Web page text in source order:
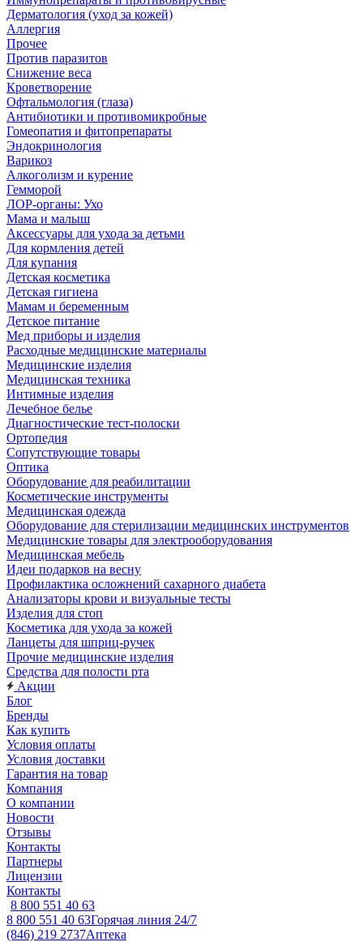
Дерматология (уход за кожей)
Аллергия
Прочее
Против паразитов
Снижение веса
Кроветворение
Офтальмология (глаза)
Антибиотики и противомикробные
Гомеопатия и фитопрепараты
Эндокринология
Варикоз
Алкоголизм и курение
Гемморой
ЛОР-органы: Ухо
Мама и малыш
Аксессуары для ухода за детьми
Для кормления детей
Для купания
Детская косметика
Детская гигиена
Мамам и беременным
Детское питание
Мед приборы и изделия
Расходные медицинские материалы
Медицинские изделия
Медицинская техника
Интимные изделия
Лечебное белье
Диагностические тест-полоски
Ортопедия
Сопутствующие товары
Оптика
Оборудование для реабилитации
Косметические инструменты
Медицинская одежда
Оборудование для стерилизации медицинских инструментов
Медицинские товары для электрооборудования
Медицинская мебель
Идеи подарков на весну
Профилактика осложнений сахарного диабета
Анализаторы крови и визуальные тесты
Изделия для стоп
Косметика для ухода за кожей
Ланцеты для шприц-ручек
Прочие медицинские изделия
Средства для полости рта
Акции
Блог
Бренды
Как купить
Условия оплаты
Условия доставки
Гарантия на товар
Компания
О компании
Новости
Отзывы
Контакты
Партнеры
Лицензии
Контакты
8 800 551 40 63
8 800 551 40 63Горячая линия 24/7
(846) 219 2737Аптека